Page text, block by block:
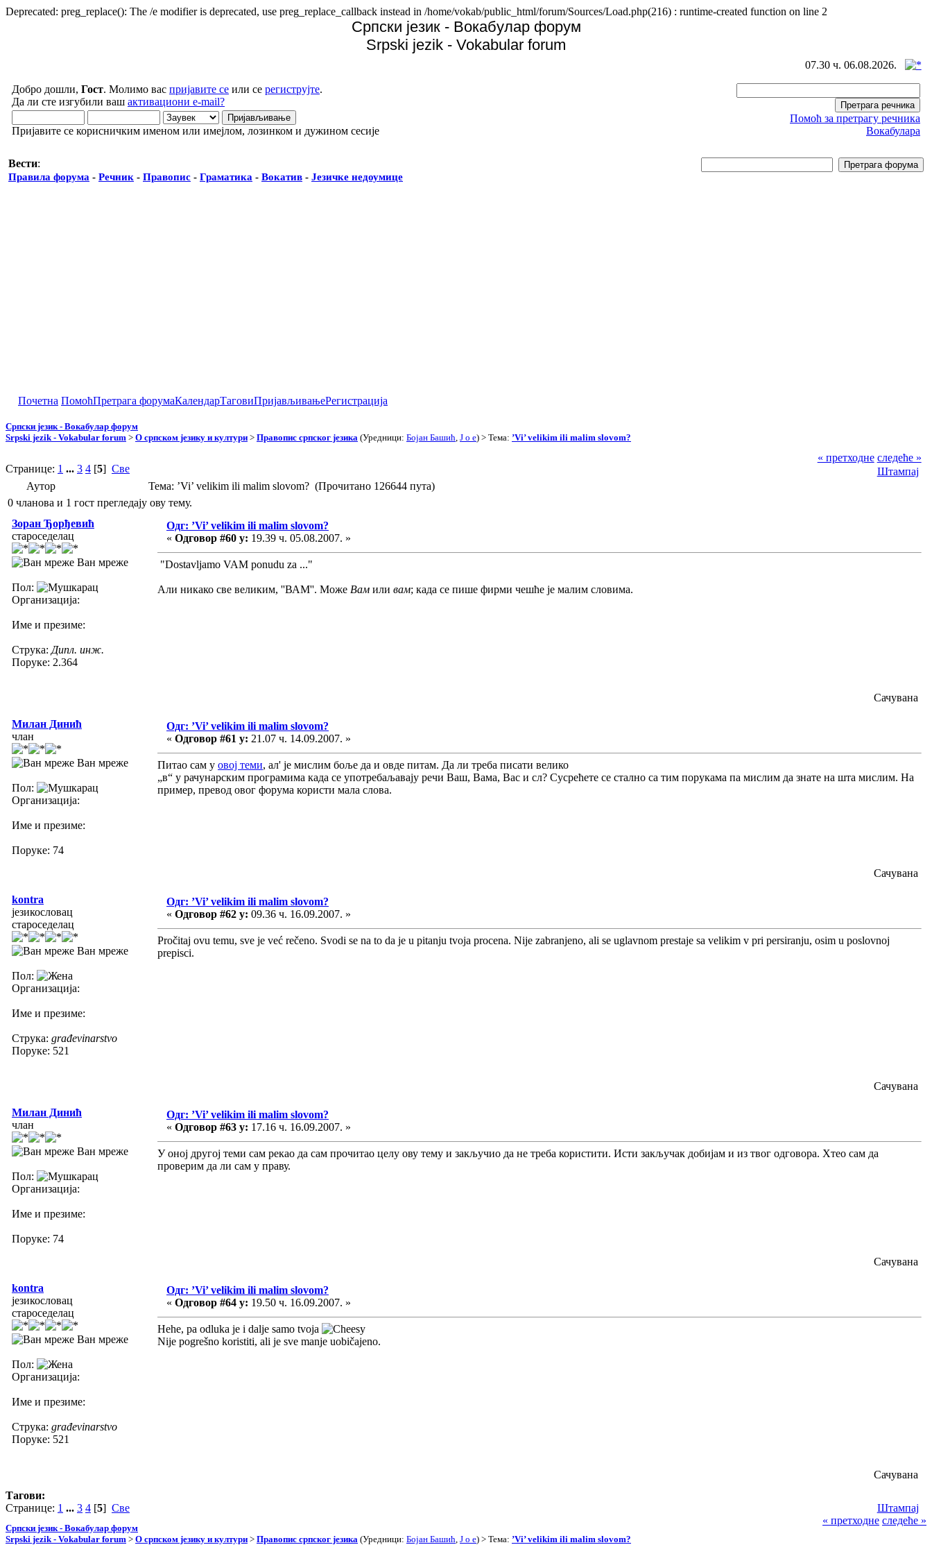
Deprecated: preg_replace(): The /e modifier is deprecated, use preg_replace_callback instead in /home/vokab/public_html/forum/Sources/Load.php(216) : runtime-created function on line 2
Српски језик - Вокабулар форум
Srpski jezik - Vokabular forum
07.30 ч. 06.08.2026.
Добро дошли, Гост. Молимо вас пријавите се или се региструјте.
Да ли сте изгубили ваш активациони e-mail?
Пријавите се корисничким именом или имејлом, лозинком и дужином сесије
Помоћ за претрагу речника
Вокабулара
Вести:
Правила форума - Речник - Правопис - Граматика - Вокатив - Језичке недоумице
Почетна ПомоћПретрага форумаКалендарТаговиПријављивањеРегистрација
Српски језик - Вокабулар форум
Srpski jezik - Vokabular forum > О српском језику и култури > Правопис српског језика (Уредници: Бојан Башић J o e) > Тема: ’Vi’ velikim ili malim slovom?
Странице: 1 ... 3 4 [5] Све
« претходне следеће »
Штампај
Аутор
Тема: ’Vi’ velikim ili malim slovom? (Прочитано 126644 пута)
0 чланова и 1 гост прегледају ову тему.
Зоран Ђорђевић
староседелац
Ван мреже
Пол:
Организација:
Име и презиме:
Струка: Дипл. инж.
Поруке: 2.364
Одг: ’Vi’ velikim ili malim slovom?
« Одговор #60 у: 19.39 ч. 05.08.2007. »
"Dostavljamo VAM ponudu za ..."
Али никако све великим, ''ВАМ''. Може Вам или вам; када се пише фирми чешће је малим словима.
Сачувана
Милан Динић
члан
Ван мреже
Пол:
Организација:
Име и презиме:
Поруке: 74
Одг: ’Vi’ velikim ili malim slovom?
« Одговор #61 у: 21.07 ч. 14.09.2007. »
Питао сам у овој теми, ал' је мислим боље да и овде питам. Да ли треба писати велико
„в“ у рачунарским програмима када се употребаљавају речи Ваш, Вама, Вас и сл? Сусрећете се стално са тим порукама па мислим да знате на шта мислим. На
пример, превод овог форума користи мала слова.
Сачувана
kontra
језикословац
староседелац
Ван мреже
Пол:
Организација:
Име и презиме:
Струка: građevinarstvo
Поруке: 521
Одг: ’Vi’ velikim ili malim slovom?
« Одговор #62 у: 09.36 ч. 16.09.2007. »
Pročitaj ovu temu, sve je već rečeno. Svodi se na to da je u pitanju tvoja procena. Nije zabranjeno, ali se uglavnom prestaje sa velikim v pri persiranju, osim u poslovnoj
prepisci.
Сачувана
Милан Динић
члан
Ван мреже
Пол:
Организација:
Име и презиме:
Поруке: 74
Одг: ’Vi’ velikim ili malim slovom?
« Одговор #63 у: 17.16 ч. 16.09.2007. »
У оној другој теми сам рекао да сам прочитао целу ову тему и закључио да не треба користити. Исти закључак добијам и из твог одговора. Хтео сам да
проверим да ли сам у праву.
Сачувана
kontra
језикословац
староседелац
Ван мреже
Пол:
Организација:
Име и презиме:
Струка: građevinarstvo
Поруке: 521
Одг: ’Vi’ velikim ili malim slovom?
« Одговор #64 у: 19.50 ч. 16.09.2007. »
Hehe, pa odluka je i dalje samo tvoja
Nije pogrešno koristiti, ali je sve manje uobičajeno.
Сачувана
Тагови:
Странице: 1 ... 3 4 [5] Све Штампај
Српски језик - Вокабулар форум
Srpski jezik - Vokabular forum > О српском језику и култури > Правопис српског језика (Уредници: Бојан Башић, J o e) > Тема: ’Vi’ velikim ili malim slovom?
« претходне следеће »